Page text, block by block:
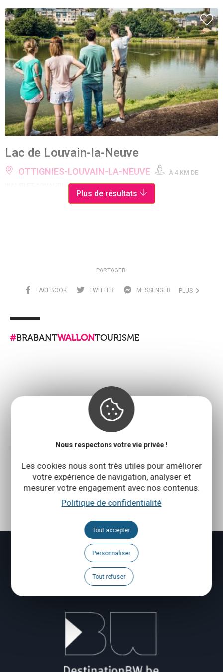
Nous respectons votre vie privée !
Les cookies nous sont très utiles pour améliorer
votre expérience de navigation, analyser et
mesurer votre engagement avec nos contenus.
Politique de confidentialité
Tout accepter
Personnaliser
Tout refuser
Lac de Louvain-la-Neuve
OTTIGNIES-LOUVAIN-LA-NEUVE
À 4 KM DE
Plus de résultats
PARTAGER:
FACEBOOK TWITTER MESSENGER PLUS
#BRABANTWALLONTOURISME